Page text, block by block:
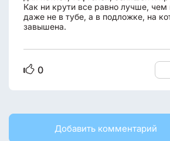
Как ни крути все равно лучше,
даже не в тубе, а в подложке, на
завышена.
0
Добавить комментарий